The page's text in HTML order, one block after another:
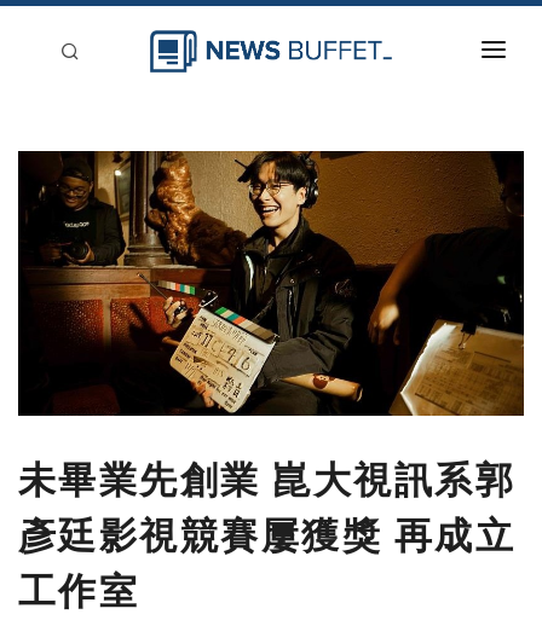
新聞稿分類
登入
刊登
未畢業先創業 崑大視訊系郭
彥廷影視競賽屢獲獎 再成立
工作室